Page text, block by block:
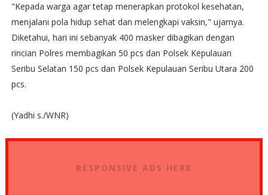
"Kepada warga agar tetap menerapkan protokol kesehatan,
menjalani pola hidup sehat dan melengkapi vaksin," ujarnya.
Diketahui, hari ini sebanyak 400 masker dibagikan dengan
rincian Polres membagikan 50 pcs dan Polsek Kepulauan
Seribu Selatan 150 pcs dan Polsek Kepulauan Seribu Utara 200
pcs.
(Yadhi s./WNR)
RESPONSIVE ADS HERE